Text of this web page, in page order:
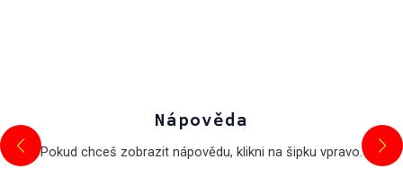
Nápověda
Pokud chceš zobrazit nápovědu, klikni na šipku vpravo.